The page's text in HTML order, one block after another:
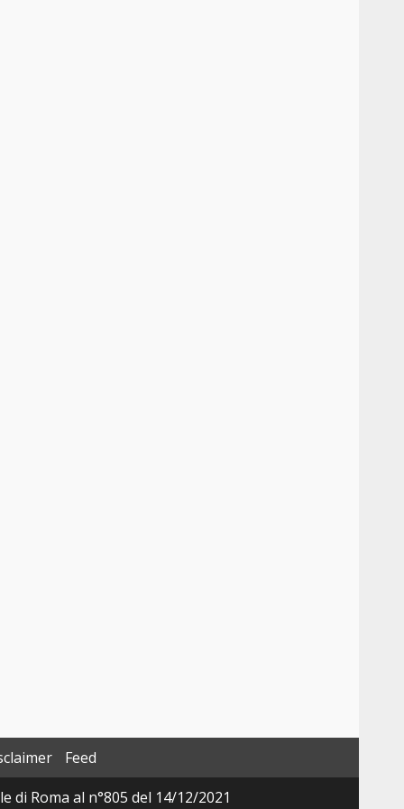
Feed
Roma al n°805 del 14/12/2021